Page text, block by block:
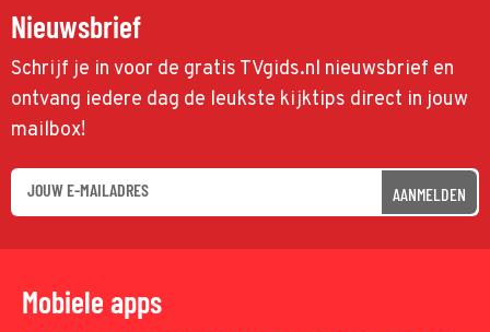
Nieuwsbrief
Schrijf je in voor de gratis TVgids.nl nieuwsbrief en
ontvang iedere dag de leukste kijktips direct in jouw
mailbox!
AANMELDEN
Mobiele apps